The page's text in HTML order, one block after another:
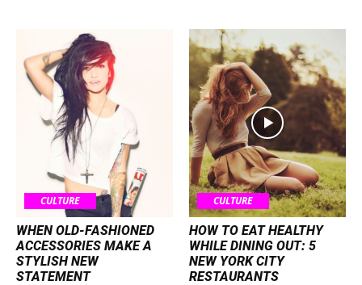
CULTURE
WHEN OLD-FASHIONED
ACCESSORIES MAKE A
STYLISH NEW
STATEMENT
CULTURE
HOW TO EAT HEALTHY
WHILE DINING OUT: 5
NEW YORK CITY
RESTAURANTS